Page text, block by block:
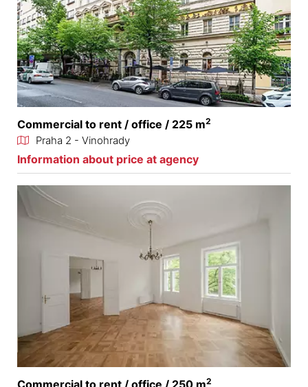
Commercial to rent / office / 225 m2
Praha 2 - Vinohrady
Information about price at agency
Commercial to rent / office / 250 m2